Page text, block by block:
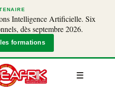
Intelligence Artificielle. Six
dès septembre 2026.
formations